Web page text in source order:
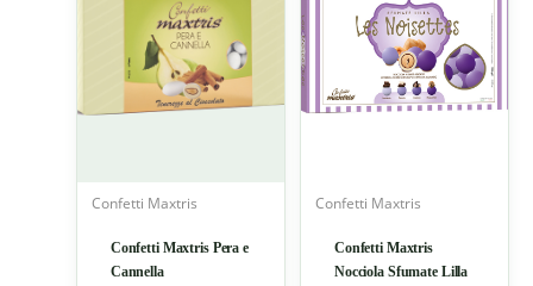
Confetti Maxtris
Confetti Maxtris Pera e
Cannella
Confetti Maxtris
Confetti Maxtris
Nocciola Sfumate Lilla